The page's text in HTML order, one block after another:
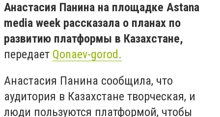
Анастасия Панина на площадке Astana
media week рассказала о планах по
развитию платформы в Казахстане,
передает Qonaev-gorod.
Анастасия Панина сообщила, что
аудитория в Казахстане творческая, и
люди пользуются платформой, чтобы